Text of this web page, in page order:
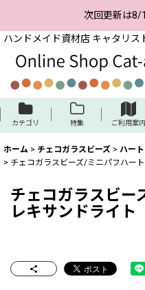
次回更新は
ハンドメイド資材店 キャタリス
カテゴリ 特集 ご利用案内
ホーム > チェコガラスビーズ > ハート
> チェコガラスビーズ/ミニパフハー
チェコガラスビー
レキサンドライト